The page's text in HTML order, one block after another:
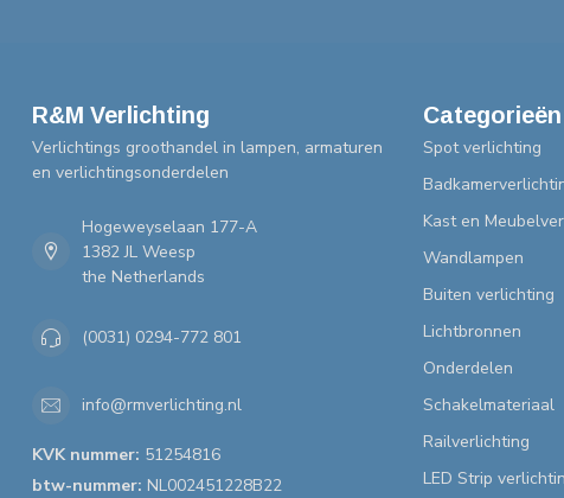
R&M Verlichting
Verlichtings groothandel in lampen, armaturen
en verlichtingsonderdelen
Hogeweyselaan 177-A
1382 JL Weesp
the Netherlands
(0031) 0294-772 801
info@rmverlichting.nl
KVK nummer: 51254816
btw-nummer: NL002451228B22
Categorieën
Spot verlichting
Kast en
Wandlampen
Buiten verlichting
Lichtbronnen
Onderdelen
Schakelmateriaal
Railverlichting
LED Strip